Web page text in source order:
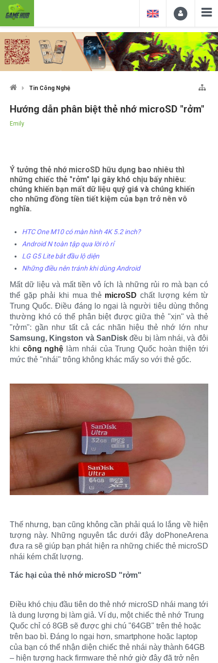
Tin Công Nghệ
Hướng dẫn phân biệt thẻ nhớ microSD "rởm"
Emily
Ý tưởng thẻ nhớ microSD hữu dụng bao nhiêu thì
những chiếc thẻ "rởm" lại gây khó chịu bấy nhiêu:
chúng khiến bạn mất dữ liệu quý giá và chúng khiến
cho những đồng tiền tiết kiệm của bạn trở nên vô
nghĩa.
HTC One M10 có màn hình 4K 5.2 inch?
Android N toàn tập qua lời rò rỉ
LG G5 Lite bắt đầu lộ diện
Những điều nên tránh khi dùng Android
Mất dữ liệu và mất tiền vô ích là những rủi ro mà bạn có
thể gặp phải khi mua thẻ microSD chất lượng kém từ
Trung Quốc. Điều đáng lo ngại là người tiêu dùng thông
thường khó có thể phân biệt được giữa thẻ "xịn" và thẻ
"rởm": gần như tất cả các nhãn hiệu thẻ nhớ lớn như
Samsung, Kingston và SanDiskđều bị làm nhái, và đôi
khi công nghệ làm nhái của Trung Quốc hoàn thiện tới
mức thẻ "nhái" trông không khác mấy so với thẻ gốc.
Thế nhưng, bạn cũng không cần phải quá lo lắng về hiện
tượng này. Những nguyên tắc dưới đây doPhoneArena
đưa ra sẽ giúp bạn phát hiện ra những chiếc thẻ microSD
nhái kém chất lượng.
Tác hại của thẻ nhớ microSD "rởm"
Điều khó chịu đầu tiên do thẻ nhớ microSD nhái mang tới
là dung lượng bị làm giả. Ví dụ, một chiếc thẻ nhớ Trung
Quốc chỉ có 8GB sẽ được ghi chú "64GB" trên thẻ hoặc
trên bao bì. Đáng lo ngại hơn, smartphone hoặc laptop
của bạn có thể nhận diện chiếc thẻ nhái này thành 64GB
– hiện tượng hack firmware thẻ nhớ giờ đây đã trở nên